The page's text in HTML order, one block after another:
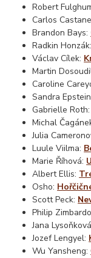
Robert
Carlos
Brandon Bays:
Radkin
Václav Cílek:
Martin
Caroline
Sandra
Gabrielle Roth:
Michal
Julia
Luule Viilma:
Marie Říhová:
Albert Ellis:
Osho:
Scott Peck:
Philip
Jana
Jozef Lengyel:
Wu Yansheng: